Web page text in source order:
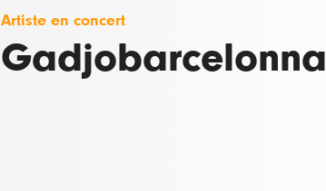
Artiste en concert
Gadjobarcelonna